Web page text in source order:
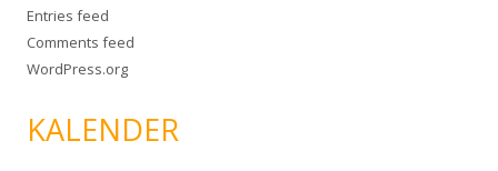
Entries feed
Comments feed
WordPress.org
KALENDER